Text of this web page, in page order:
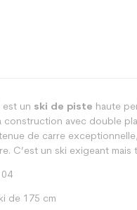
est un ski de piste haute
construction avec double
de carre
C’est un ski exigeant
de 175 cm